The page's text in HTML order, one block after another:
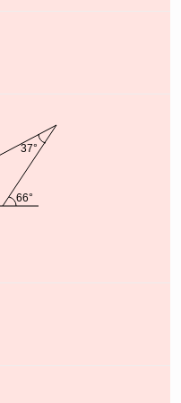
37°
66°